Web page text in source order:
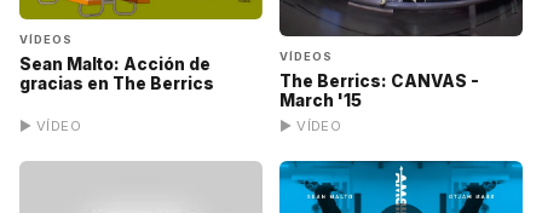
VÍDEOS
Sean Malto: Acción de
gracias en The Berrics
▶ VÍDEO
VÍDEOS
The Berrics: CANVAS -
March '15
▶ VÍDEO